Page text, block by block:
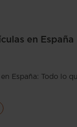
en España
España: Todo lo